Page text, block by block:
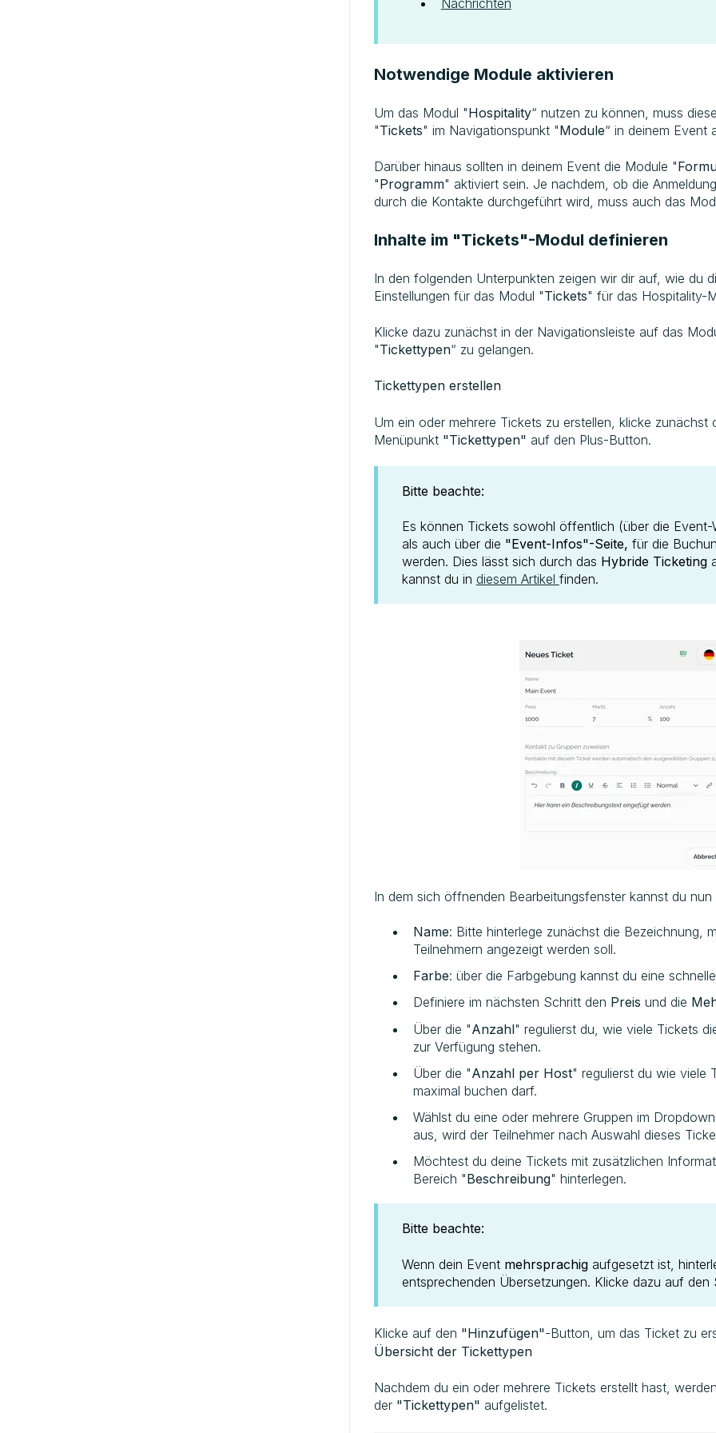
Nachrichten
Notwendige Module aktivieren
Um das Modul "Hospitality“ nutzen zu können, muss
"Tickets" im Navigationspunkt "Module“ in deinem Event
Darüber hinaus sollten in deinem Event die Module "
"Programm" aktiviert sein. Je nachdem, ob die
durch die Kontakte durchgeführt wird, muss auch das
Inhalte im "Tickets"-Modul definieren
In den folgenden Unterpunkten zeigen wir dir auf, wie du
Einstellungen für das Modul "Tickets" für das Hospitality-
Klicke dazu zunächst in der Navigationsleiste auf das
"Tickettypen“ zu gelangen.
Tickettypen erstellen
Um ein oder mehrere Tickets zu erstellen, klicke zunächst
Menüpunkt "Tickettypen" auf den Plus-Button.
Bitte beachte:
Es können Tickets sowohl öffentlich (über die
als auch über die "Event-Infos"-Seite, für die
werden. Dies lässt sich durch das Hybride Ticketing
kannst du in diesem Artikel finden.
In dem sich öffnenden Bearbeitungsfenster kannst du
Name: Bitte hinterlege zunächst die Bezeichnung,
Teilnehmern angezeigt werden soll.
Farbe: über die Farbgebung kannst du eine
Definiere im nächsten Schritt den Preis und die
Über die "Anzahl" regulierst du, wie viele Tickets
zur Verfügung stehen.
Über die "Anzahl per Host" regulierst du wie viele
maximal buchen darf.
Wählst du eine oder mehrere Gruppen im
aus, wird der Teilnehmer nach Auswahl dieses
Möchtest du deine Tickets mit zusätzlichen
Bereich "Beschreibung" hinterlegen.
Bitte beachte:
Wenn dein Event mehrsprachigaufgesetzt ist,
entsprechenden Übersetzungen. Klicke dazu auf den
Klicke auf den "Hinzufügen"-Button, um das Ticket zu
Übersicht der Tickettypen
Nachdem du ein oder mehrere Tickets erstellt hast,
der "Tickettypen" aufgelistet.